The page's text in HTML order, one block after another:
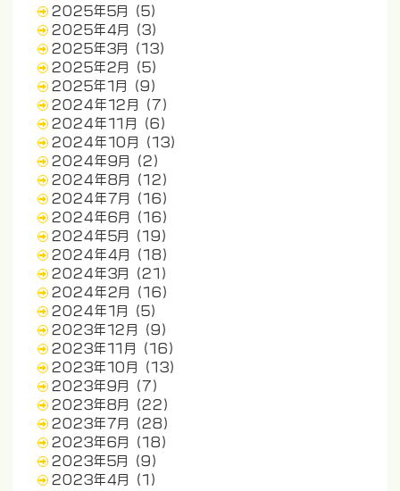
2025年5月
(5)
2025年4月
(3)
2025年3月
(13)
2025年2月
(5)
2025年1月
(9)
2024年12月
(7)
2024年11月
(6)
2024年10月
(13)
2024年9月
(2)
2024年8月
(12)
2024年7月
(16)
2024年6月
(16)
2024年5月
(19)
2024年4月
(18)
2024年3月
(21)
2024年2月
(16)
2024年1月
(5)
2023年12月
(9)
2023年11月
(16)
2023年10月
(13)
2023年9月
(7)
2023年8月
(22)
2023年7月
(28)
2023年6月
(18)
2023年5月
(9)
2023年4月
(1)